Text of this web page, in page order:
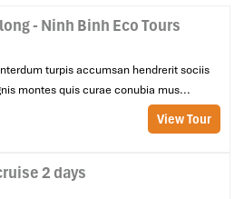
- Ninh Binh Eco Tours
turpis accumsan hendrerit sociis
montes quis curae conubia mus...
View Tour
2 days